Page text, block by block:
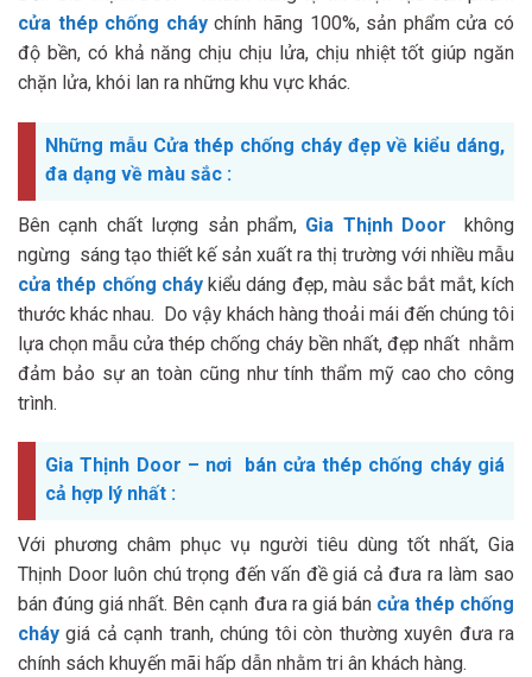
cửa thép chống cháychính hãng 100%, sản phẩm cửa có
độ bền, có khả năng chịu chịu lửa, chịu nhiệt tốt giúp ngăn
chặn lửa, khói lan ra những khu vực khác.
Những mẫu Cửa thép chống cháy đẹp về kiểu dáng,
đa dạng về màu sắc :
Bên cạnh chất lượng sản phẩm, Gia Thịnh Door
không
ngừng sáng tạo thiết kế sản xuất ra thị trường với nhiều mẫu
cửa thép chống cháykiểu dáng đẹp, màu sắc bắt mắt, kích
thước khác nhau. Do vậy khách hàng thoải mái đến chúng tôi
lựa chọn mẫu cửa thép chống cháy bền nhất, đẹp nhất nhằm
đảm bảo sự an toàn cũng như tính thẩm mỹ cao cho công
trình.
Gia Thịnh Door – nơi bán cửa thép chống cháy giá
cả hợp lý nhất :
Với phương châm phục vụ người tiêu dùng tốt nhất, Gia
Thịnh Door luôn chú trọng đến vấn đề giá cả đưa ra làm sao
bán đúng giá nhất. Bên cạnh đưa ra giá bán cửa thép chống
cháy giá cả cạnh tranh, chúng tôi còn thường xuyên đưa ra
chính sách khuyến mãi hấp dẫn nhằm tri ân khách hàng.